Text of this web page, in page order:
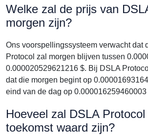
Welke zal de prijs van
morgen zijn?
Ons voorspellingssysteem verwacht dat
Protocol zal morgen blijven tussen
0.000020529621216 $. Bij DSLA
dat die morgen begint op
eind van de dag op 0.000016259460003
Hoeveel zal DSLA
toekomst waard zijn?